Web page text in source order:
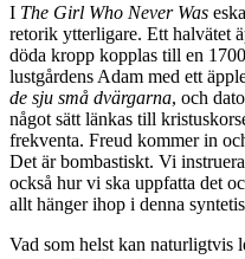
I The Girl Who Never Was
retorik ytterligare. Ett halvätet
döda kropp kopplas till en
lustgårdens Adam med ett
de sju små dvärgarna, och
något sätt länkas till
frekventa. Freud kommer in
Det är bombastiskt. Vi
också hur vi ska uppfatta det
allt hänger ihop i denna
Vad som helst kan naturligtvis